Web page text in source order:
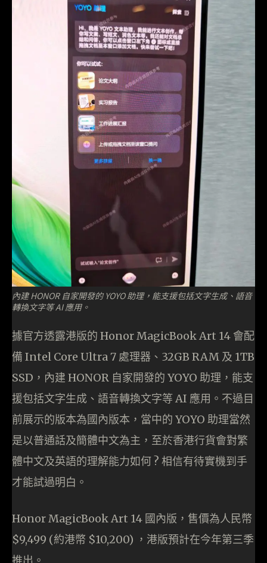
內建 HONOR 自家開發的 YOYO 助理，能支援包括文字生成、語音
轉換文字等 AI 應用。
據官方透露港版的 Honor MagicBook Art 14 會配
備 Intel Core Ultra 7 處理器、32GB RAM 及 1TB
SSD，內建 HONOR 自家開發的 YOYO 助理，能支
援包括文字生成、語音轉換文字等 AI 應用。不過目
前展示的版本為國內版本，當中的 YOYO 助理當然
是以普通話及簡體中文為主，至於香港行貨會對繁
體中文及英語的理解能力如何 ? 相信有待實機到手
才能試過明白。
Honor MagicBook Art 14 國內版，售價為人民幣
$9,499 (約港幣 $10,200) ，港版預計在今年第三季